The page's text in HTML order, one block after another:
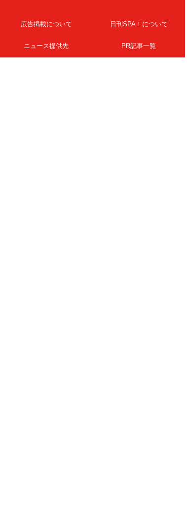
広告掲載について 日刊SPA！について
ニュース提供先 PR記事一覧